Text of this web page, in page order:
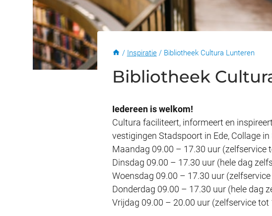
/ Inspiratie / Bibliotheek Cultura Lunteren
Bibliotheek
Iedereen is welkom!
Cultura faciliteert, informeert en
vestigingen Stadspoort in Ede, Collage
Maandag 09.00 – 17.30 uur (zelfservice
Dinsdag 09.00 – 17.30 uur (hele dag
Woensdag 09.00 – 17.30 uur
Donderdag 09.00 – 17.30 uur (hele dag
Vrijdag 09.00 – 20.00 uur (zelfservice tot